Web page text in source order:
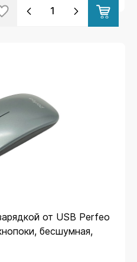
от USB Perfeo
бесшумная,